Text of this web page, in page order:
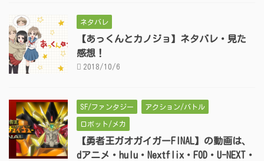
ネタバレ
【あっくんとカノジョ】ネタバレ・見た
感想！
2018/10/6
SF/ファンタジー アクション/バトル
ロボット/メカ
【勇者王ガオガイガーFINAL】の動画は、
dアニメ・hulu・Nextflix・FOD・U-NEXT・